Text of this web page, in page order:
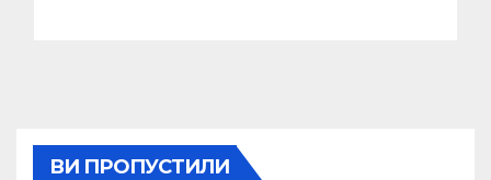
ВИ ПРОПУСТИЛИ